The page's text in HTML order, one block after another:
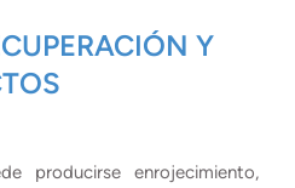
Y
producirse enrojecimiento,